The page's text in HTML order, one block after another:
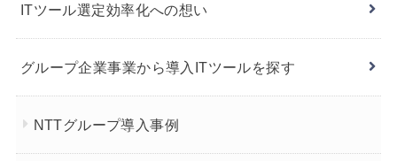
ITツール選定効率化への想い
グループ企業事業から導入ITツールを探す
NTTグループ導入事例